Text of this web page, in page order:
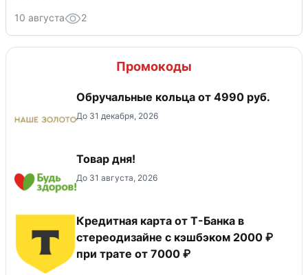
10 августа 2
Промокоды
Обручальные кольца от 4990 руб.
До 31 декабря, 2026
Товар дня!
До 31 августа, 2026
Кредитная карта от Т-Банка в
стереодизайне с кэшбэком 2000 ₽
при трате от 7000 ₽